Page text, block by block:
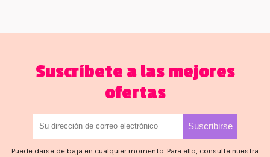
Suscríbete a las mejores
ofertas
Puede darse de baja en cualquier momento. Para ello, consulte nuestra